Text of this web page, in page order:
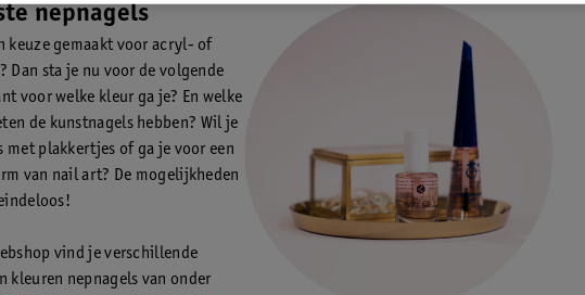
nepnagels
keuze gemaakt voor acryl- of
Dan sta je nu voor de volgende
voor welke kleur ga je? En welke
de kunstnagels hebben? Wil je
met plakkertjes of ga je voor een
van nail art? De mogelijkheden
vind je verschillende
kleuren nepnagels van onder